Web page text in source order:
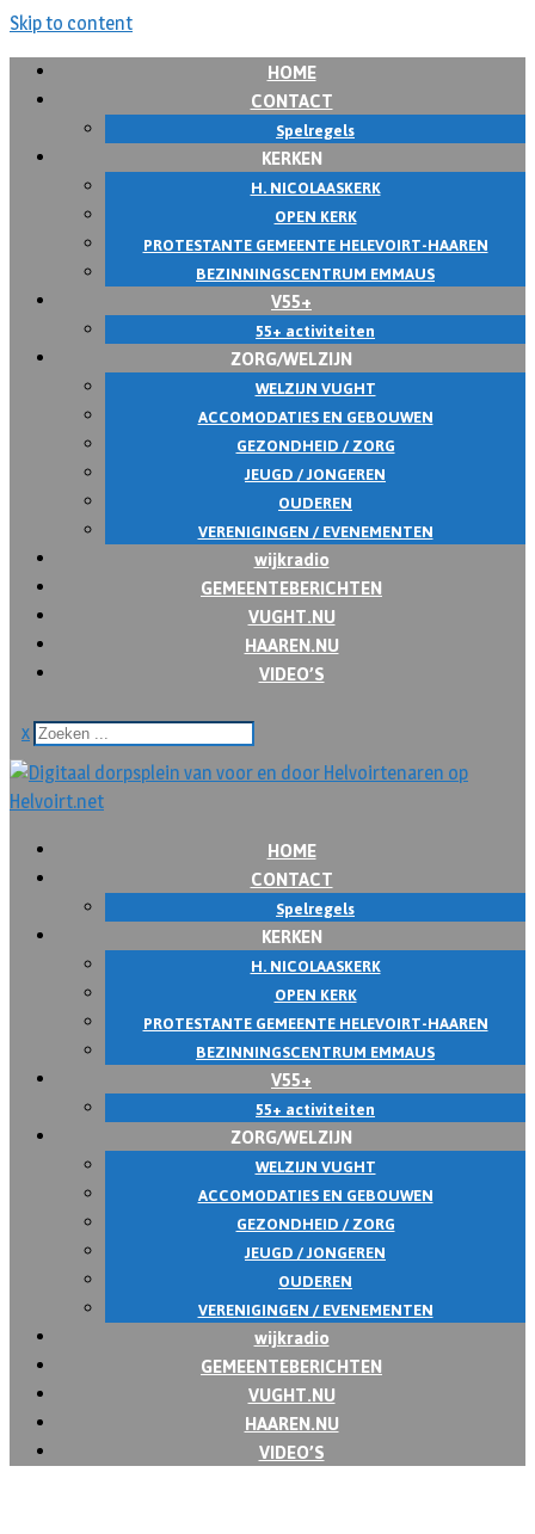
Skip to content
HOME
CONTACT
Spelregels
KERKEN
H. NICOLAASKERK
OPEN KERK
PROTESTANTE GEMEENTE HELEVOIRT-HAAREN
BEZINNINGSCENTRUM EMMAUS
V55+
55+ activiteiten
ZORG/WELZIJN
WELZIJN VUGHT
ACCOMODATIES EN GEBOUWEN
GEZONDHEID / ZORG
JEUGD / JONGEREN
OUDEREN
VERENIGINGEN / EVENEMENTEN
wijkradio
GEMEENTEBERICHTEN
VUGHT.NU
HAAREN.NU
VIDEO’S
x
HOME
CONTACT
Spelregels
KERKEN
H. NICOLAASKERK
OPEN KERK
PROTESTANTE GEMEENTE HELEVOIRT-HAAREN
BEZINNINGSCENTRUM EMMAUS
V55+
55+ activiteiten
ZORG/WELZIJN
WELZIJN VUGHT
ACCOMODATIES EN GEBOUWEN
GEZONDHEID / ZORG
JEUGD / JONGEREN
OUDEREN
VERENIGINGEN / EVENEMENTEN
wijkradio
GEMEENTEBERICHTEN
VUGHT.NU
HAAREN.NU
VIDEO’S